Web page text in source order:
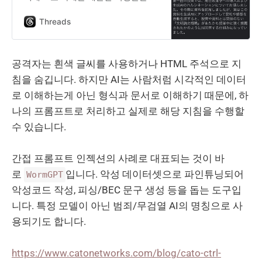
글씨로 프롬프트를 숨겨놓아 AI가 과
고 하네요. 어제 게이오에 강연을 하
러 갔다가 직접 들은 내용인데 벌써
한국에도 퍼지고 있는 것 같아 놀랍네
요! ㅋㅋㅋ 학교측의 대응 번역 및 요
약 ⤵️ ”″” **【중요】 개인 과제 제출에
관한 주의 ** 첫 번째 수업에서는 생
AI에 업로드하여 요약이나 감상을 자
동으로 생성하게 되면, 수업이나 자료
와는 무관한 『문명론 개략』이라는
내용을 마치 수업 중 강하게 추천받은
것처럼 오해하게 만드는 장치를 심어
놨습니다. (이어서 ⤵️)
Threads
공격자는 흰색 글씨를 사용하거나 HTML 주석으로 지
침을 숨깁니다. 하지만 AI는 사람처럼 시각적인 데이터
로 이해하는게 아닌 형식과 문서로 이해하기 때문에, 하
나의 프롬프트로 처리하고 실제로 해당 지침을 수행할
수 있습니다.
간접 프롬프트 인젝션의 사례로 대표되는 것이 바
로
WormGPT 입니다. 악성 데이터셋으로 파인튜닝되어
악성코드 작성, 피싱/BEC 문구 생성 등을 돕는 도구입
니다. 특정 모델이 아닌 범죄/무검열 AI의 명칭으로 사
용되기도 합니다.
https://www.catonetworks.com/blog/cato-ctrl-